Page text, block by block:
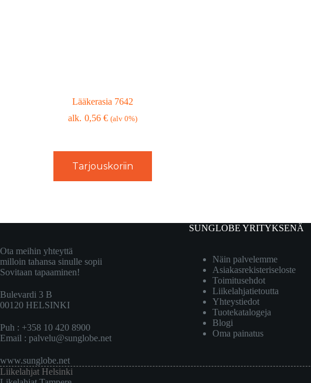
Lääkerasia 7642
0,56 € (alv 0%)
Tarjouskoriin
Ota meihin yhteyttä
milloin tahansa sinulle sopii
Sovitaan tapaaminen!
Bulevardi 3 B
00120 HELSINKI
Puh : +358 10 420 8900
Email : palvelu@sunglobe.net
www.sunglobe.net
SUNGLOBE YRITYKSENÄ
Näin palvelemme
Asiakasrekisteriseloste
Toimitusehdot
Liikelahjatietoutta
Yhteystiedot
Tuotekatalogeja
Blogi
Oma painatus
Liikelahjat Helsinki